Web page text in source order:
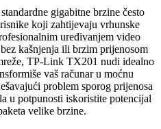
gigabitne brzine često
koji zahtijevaju vrhunske
uređivanjem video
kašnjenja ili brzim prijenosom
TP-Link TX201 nudi idealno
vaš računar u moćnu
problem sporog prijenosa
u potpunosti iskoristite potencijal
velike brzine.